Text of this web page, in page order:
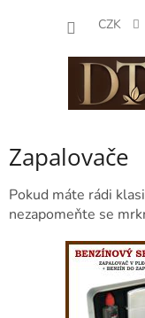
CZK
Zapalovače
Pokud máte rádi
nezapomeňte se